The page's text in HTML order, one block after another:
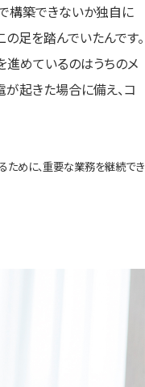
構築できないか独自に
足を踏んでいたんです。
進めているのはうちのメ
起きた場合に備え、コ
ために、重要な業務を継続でき